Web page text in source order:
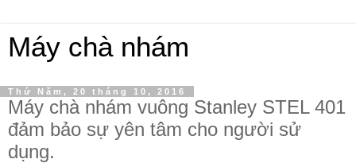
Máy chà nhám
Thứ Năm, 20 tháng 10, 2016
Máy chà nhám vuông Stanley STEL 401
đảm bảo sự yên tâm cho người sử
dụng.